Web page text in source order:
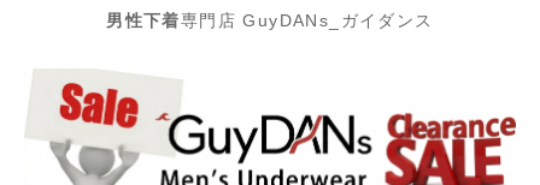
男性下着専門店 GuyDANs_ガイダンス